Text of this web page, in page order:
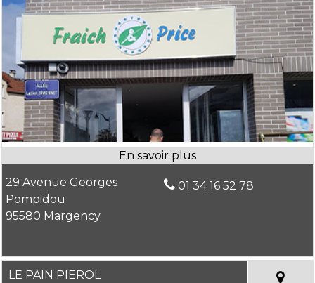
29 Avenue Georges
Pompidou
95580 Margency
01 34 16 52 78
LE PAIN PIEROL